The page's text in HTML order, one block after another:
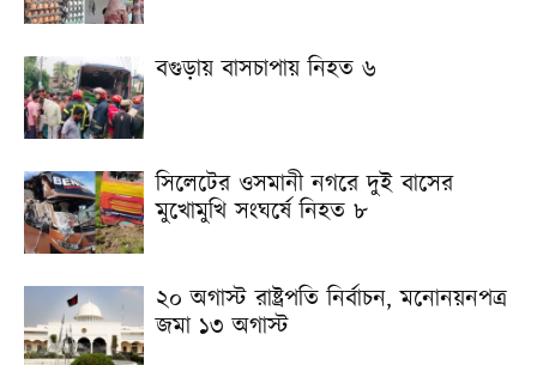
বগুড়ায় বাসচাপায় নিহত ৬
সিলেটের ওসমানী নগরে দুই বাসের
মুখোমুখি সংঘর্ষে নিহত ৮
২০ অগাস্ট রাষ্ট্রপতি নির্বাচন, মনোনয়নপত্র
জমা ১৩ অগাস্ট